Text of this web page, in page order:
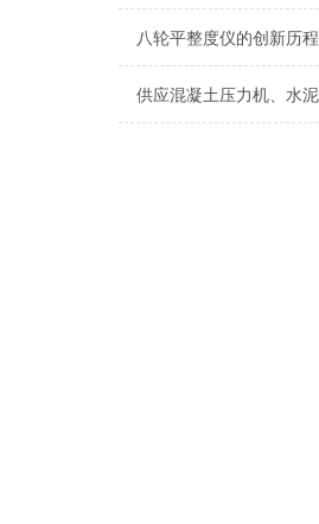
八轮平整度仪的创新历程